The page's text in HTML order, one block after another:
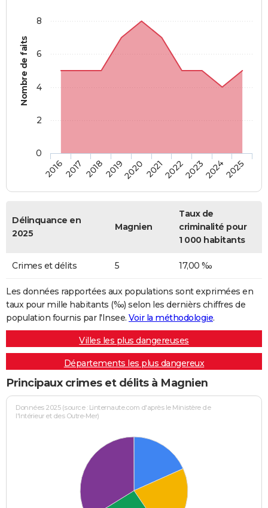
Nombre de faits
20162017 20182019202020212022202320242025
0
2
4
6
8
Délinquance en
2025
Magnien
Taux de
criminalité pour
1 000 habitants
Crimes et délits 5 17,00 ‰
Les données rapportées aux populations sont exprimées en
taux pour mille habitants (‰) selon les dernièrs chiffres de
population fournis par l'Insee. Voir la méthodologie.
Villes les plus dangereuses
Départements les plus dangereux
Principaux crimes et délits à Magnien
Données 2025 (source : Linternaute.com d'après le Ministère de
l'Intérieur et des Outre-Mer)